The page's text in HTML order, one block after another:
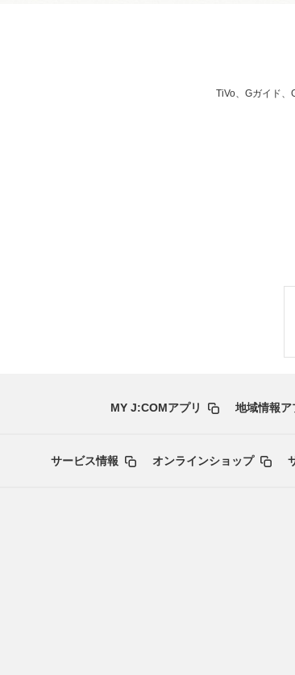
TiVo、Gガイド、
MY J:COMアプリ 地域情報ア
サービス情報 オンラインショップ